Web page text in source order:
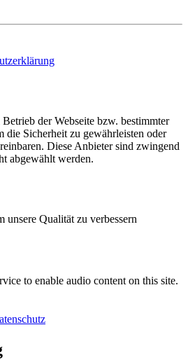
der Webseite bzw. bestimmter
die Sicherheit zu gewährleisten oder
Diese Anbieter sind zwingend
abgewählt werden.
unsere Qualität zu verbessern
to enable audio content on this site.